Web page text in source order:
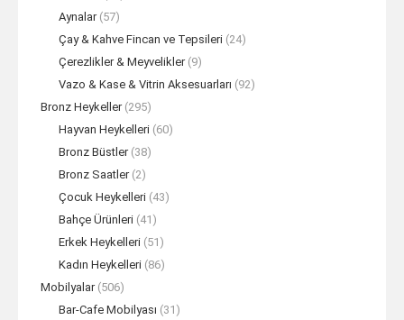
Aynalar (57)
Çay & Kahve Fincan ve Tepsileri (24)
Çerezlikler & Meyvelikler (9)
Vazo & Kase & Vitrin Aksesuarları (92)
Bronz Heykeller (295)
Hayvan Heykelleri (60)
Bronz Büstler (38)
Bronz Saatler (2)
Çocuk Heykelleri (43)
Bahçe Ürünleri (41)
Erkek Heykelleri (51)
Kadın Heykelleri (86)
Mobilyalar (506)
Bar-Cafe Mobilyası (31)